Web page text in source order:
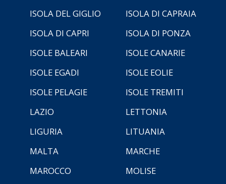
ISOLA DEL GIGLIO
ISOLA DI CAPRAIA
ISOLA DI CAPRI
ISOLA DI PONZA
ISOLE BALEARI
ISOLE CANARIE
ISOLE EGADI
ISOLE EOLIE
ISOLE PELAGIE
ISOLE TREMITI
LAZIO
LETTONIA
LIGURIA
LITUANIA
MALTA
MARCHE
MAROCCO
MOLISE